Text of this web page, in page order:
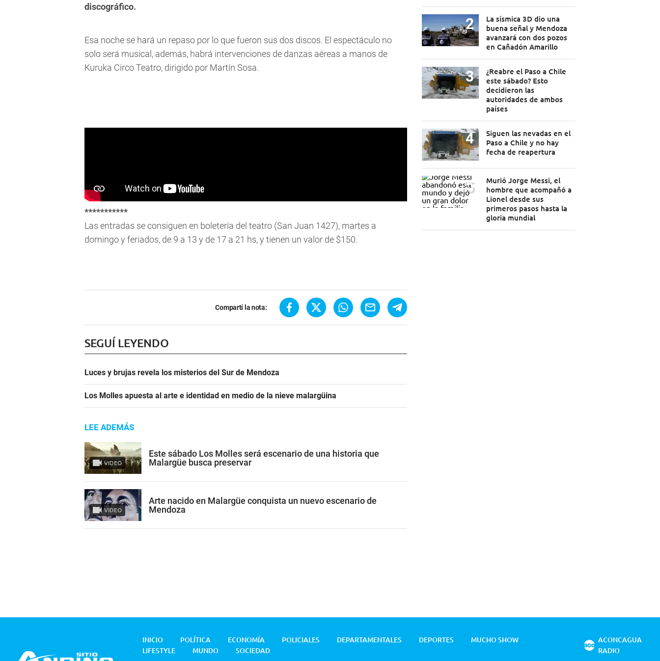
discográfico.
Esa noche se hará un repaso por lo que fueron sus dos discos. El espectáculo no
solo será musical, además, habrá intervenciones de danzas aéreas a manos de
Kuruka Circo Teatro, dirigido por Martín Sosa.
***********
Las entradas se consiguen en boletería del teatro (San Juan 1427), martes a
domingo y feriados, de 9 a 13 y de 17 a 21 hs, y tienen un valor de $150.
Compartí la nota:
SEGUÍ LEYENDO
Luces y brujas revela los misterios del Sur de Mendoza
Los Molles apuesta al arte e identidad en medio de la nieve malargüina
LEE ADEMÁS
VIDEO
Este sábado Los Molles será escenario de una historia que
Malargüe busca preservar
VIDEO
Arte nacido en Malargüe conquista un nuevo escenario de
Mendoza
La sísmica 3D dio una
buena señal y Mendoza
avanzará con dos pozos
en Cañadón Amarillo
¿Reabre el Paso a Chile
este sábado? Esto
decidieron las
autoridades de ambos
países
Siguen las nevadas en el
Paso a Chile y no hay
fecha de reapertura
Murió Jorge Messi, el
hombre que acompañó a
Lionel desde sus
primeros pasos hasta la
gloria mundial
INICIO POLÍTICA ECONOMÍA POLICIALES DEPARTAMENTALES DEPORTES
MUCHO SHOW
LIFESTYLE
MUNDO SOCIEDAD
ACONCAGUA
RADIO